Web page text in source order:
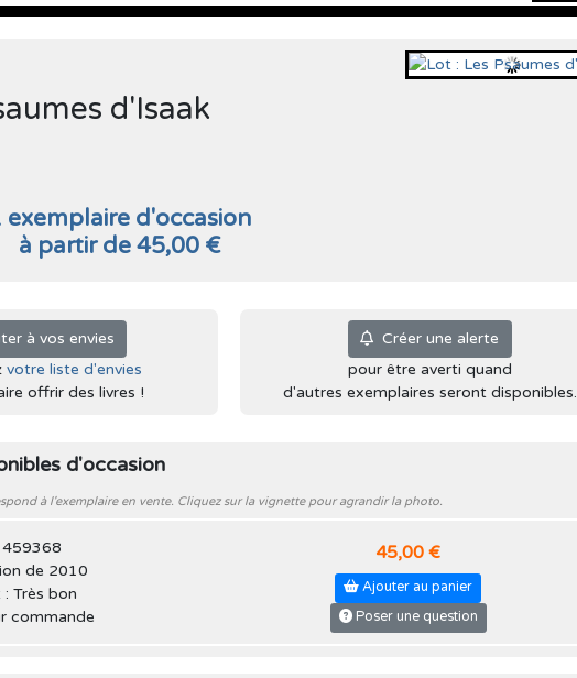
d'Isaak
exemplaire d'occasion
à partir de 45,00 €
à vos envies
votre liste d'envies
offrir des livres !
Créer une alerte
pour être averti quand
d'autres exemplaires seront disponibles.
d'occasion
à l'exemplaire en vente. Cliquez sur la vignette pour agrandir la photo.
459368
de 2010
Très bon
commande
45,00 €
Ajouter au panier
Poser une question